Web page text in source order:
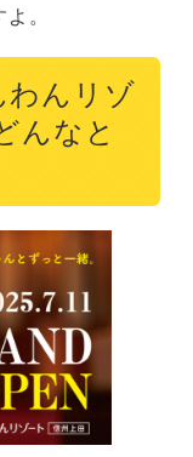
。
わんリゾ
んなと